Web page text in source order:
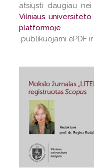
atsiųsti daugiau
Vilniaus
platformoje
publikuojami ePDF